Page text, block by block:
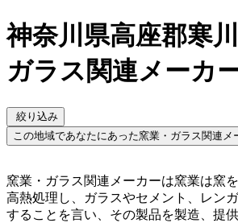
神奈川県高座郡寒
ガラス関連メーカ
絞り込み
この地域であなたにあった窯業・ガラス関連メ
窯業・ガラス関連メーカーは窯業は窯
高熱処理し、ガラスやセメント、レン
することを言い、その製品を製造、提